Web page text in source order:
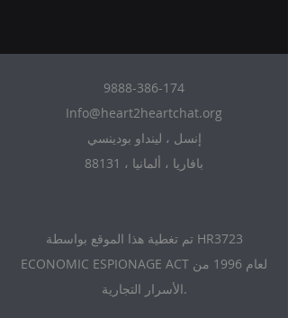
9888-386-174
Info@heart2heartchat.org
إنسل ، لينداو بودينسي
88131 ، بافاريا ، ألمانيا
تم تغطية هذا الموقع بواسطة HR3723
ECONOMIC ESPIONAGE ACT لعام 1996 من
الأسرار التجارية.